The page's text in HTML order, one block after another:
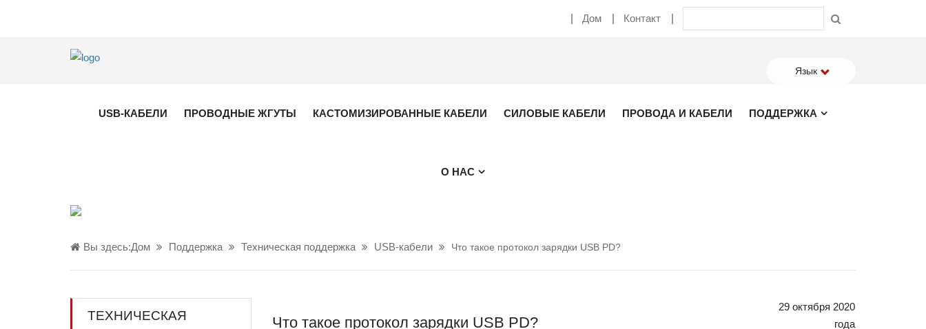
Дом Контакт
Язык
USB-КАБЕЛИ ПРОВОДНЫЕ ЖГУТЫ КАСТОМИЗИРОВАННЫЕ КАБЕЛИ СИЛОВЫЕ КАБЕЛИ ПРОВОДА И КАБЕЛИ ПОДДЕРЖКА
О НАС
Вы здесь:Дом Поддержка Техническая поддержка USB-кабели Что такое протокол зарядки USB PD?
ТЕХНИЧЕСКАЯ Что такое протокол зарядки USB PD?
29 октября 2020
года